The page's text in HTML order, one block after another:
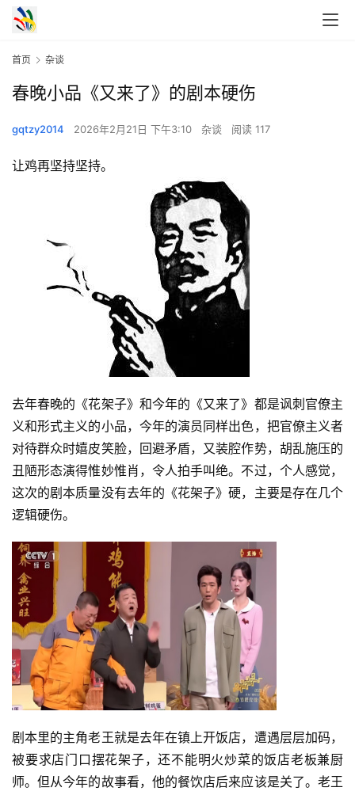
首页 杂谈
春晚小品《又来了》的剧本硬伤
gqtzy2014 2026年2月21日 下午3:10 杂谈 阅读 117
让鸡再坚持坚持。
去年春晚的《花架子》和今年的《又来了》都是讽刺官僚主
义和形式主义的小品，今年的演员同样出色，把官僚主义者
对待群众时嬉皮笑脸，回避矛盾，又装腔作势，胡乱施压的
丑陋形态演得惟妙惟肖，令人拍手叫绝。不过，个人感觉，
这次的剧本质量没有去年的《花架子》硬，主要是存在几个
逻辑硬伤。
剧本里的主角老王就是去年在镇上开饭店，遭遇层层加码，
被要求店门口摆花架子，还不能明火炒菜的饭店老板兼厨
师。但从今年的故事看，他的餐饮店后来应该是关了。老王